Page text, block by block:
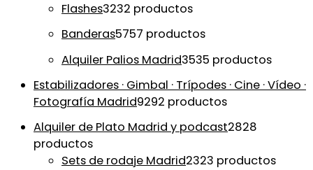
Flashes3232 productos
Banderas5757 productos
Alquiler Palios Madrid3535 productos
Estabilizadores · Gimbal · Trípodes · Cine · Vídeo ·
Fotografía Madrid9292 productos
Alquiler de Plato Madrid y podcast2828
productos
Sets de rodaje Madrid2323 productos